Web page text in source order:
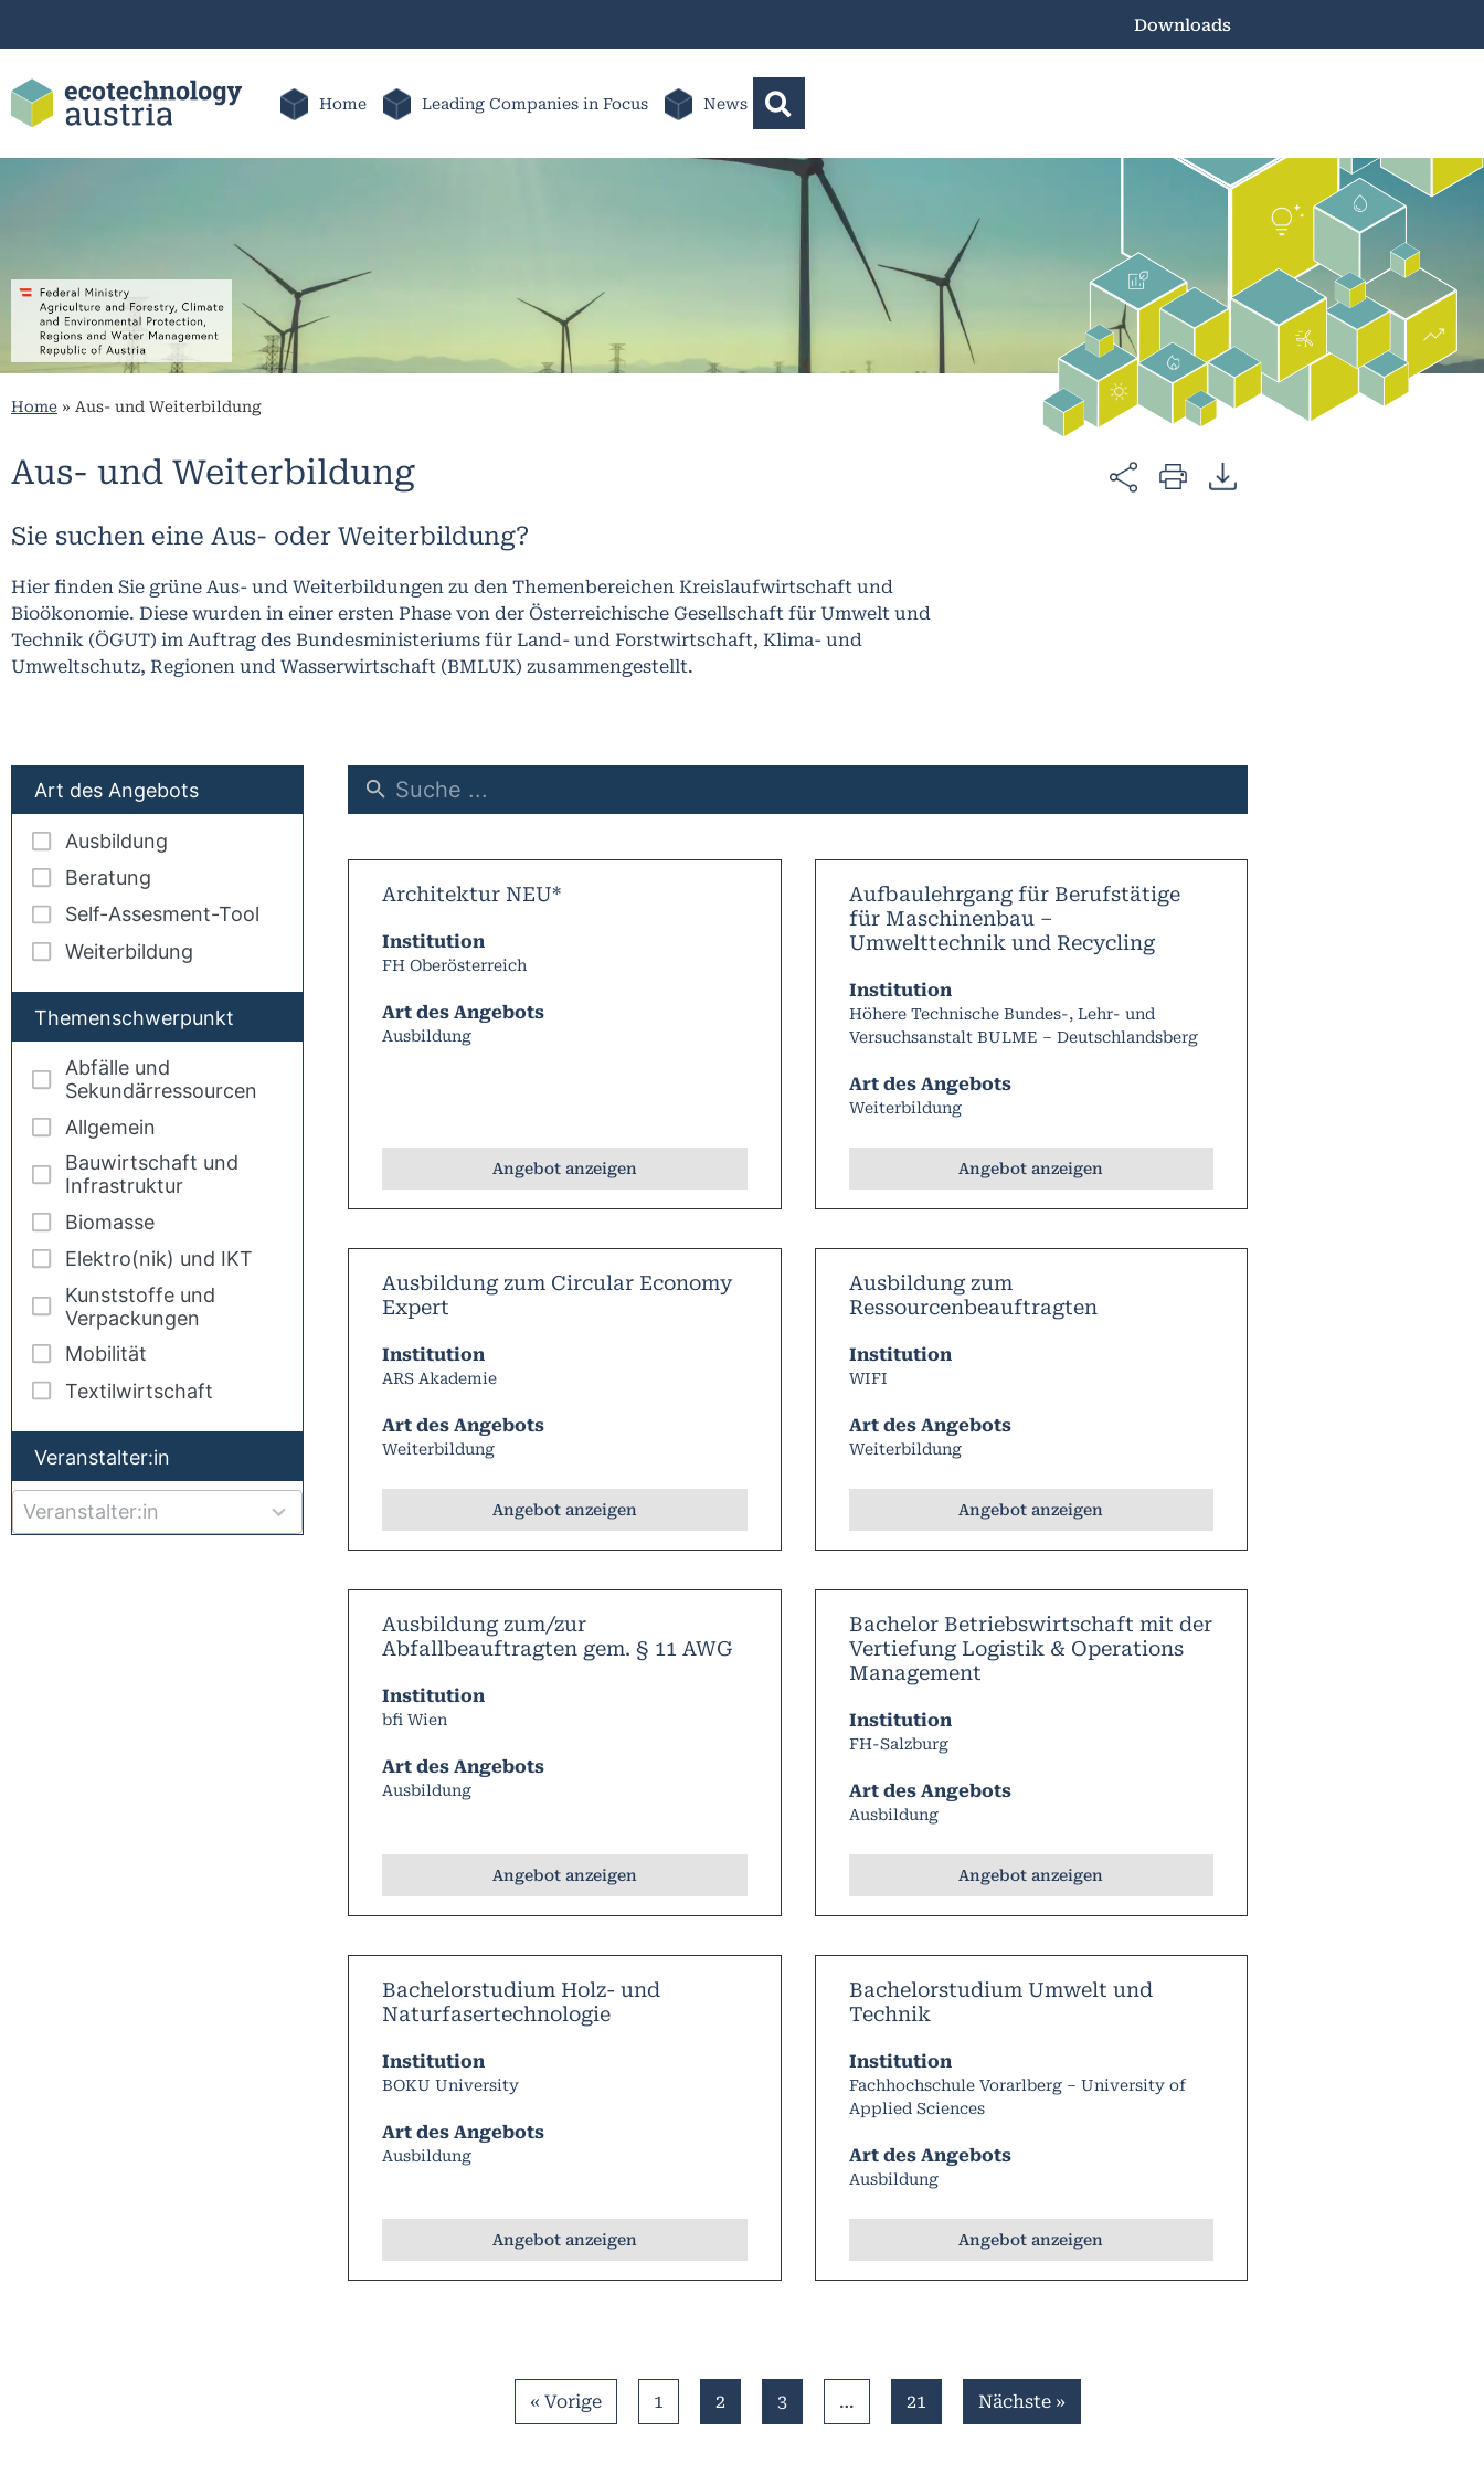
Downloads
Home Leading Companies in Focus News
Home » Aus- und Weiterbildung
Aus- und Weiterbildung
Sie suchen eine Aus- oder Weiterbildung?
Hier finden Sie grüne Aus- und Weiterbildungen zu den Themenbereichen Kreislaufwirtschaft und
Bioökonomie. Diese wurden in einer ersten Phase von der Österreichische Gesellschaft für Umwelt und
Technik (ÖGUT) im Auftrag des Bundesministeriums für Land- und Forstwirtschaft, Klima- und
Umweltschutz, Regionen und Wasserwirtschaft (BMLUK) zusammengestellt.
Art des Angebots
Ausbildung
Beratung
Self-Assesment-Tool
Weiterbildung
Themenschwerpunkt
Abfälle und
Sekundärressourcen
Allgemein
Bauwirtschaft und
Infrastruktur
Biomasse
Elektro(nik) und IKT
Kunststoffe und
Verpackungen
Mobilität
Textilwirtschaft
Veranstalter:in
100
results
available
Architektur NEU*
Institution
FH Oberösterreich
Art des Angebots
Ausbildung
Angebot anzeigen
Aufbaulehrgang für Berufstätige
für Maschinenbau –
Umwelttechnik und Recycling
Institution
Höhere Technische Bundes-, Lehr- und
Versuchsanstalt BULME – Deutschlandsberg
Art des Angebots
Weiterbildung
Angebot anzeigen
Ausbildung zum Circular Economy
Expert
Institution
ARS Akademie
Art des Angebots
Weiterbildung
Angebot anzeigen
Ausbildung zum
Ressourcenbeauftragten
Institution
WIFI
Art des Angebots
Weiterbildung
Angebot anzeigen
Ausbildung zum/zur
Abfallbeauftragten gem. § 11 AWG
Institution
bfi Wien
Art des Angebots
Ausbildung
Angebot anzeigen
Bachelor Betriebswirtschaft mit der
Vertiefung Logistik & Operations
Management
Institution
FH-Salzburg
Art des Angebots
Ausbildung
Angebot anzeigen
Bachelorstudium Holz- und
Naturfasertechnologie
Institution
BOKU University
Art des Angebots
Ausbildung
Angebot anzeigen
Bachelorstudium Umwelt und
Technik
Institution
Fachhochschule Vorarlberg – University of
Applied Sciences
Art des Angebots
Ausbildung
Angebot anzeigen
« Vorige 1 2 3 … 21 Nächste »